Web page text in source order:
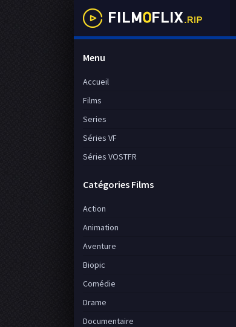
Menu
Accueil
Films
Series
Séries VF
Séries VOSTFR
Catégories Films
Action
Animation
Aventure
Biopic
Comédie
Drame
Documentaire